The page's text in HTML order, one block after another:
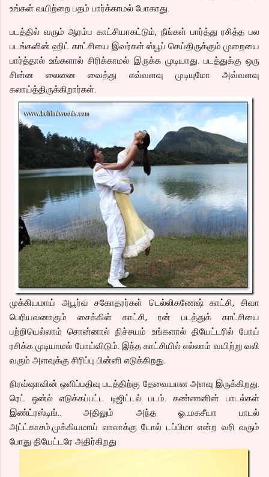
உங்கள் வயிற்றை பதம் பார்க்காமல் போகாது.
படத்தில் வரும் ஆரம்ப காட்சியாகட்டும், நீங்கள் பார்த்து ரசித்த பல
படங்களின் ஹிட் காட்சியை இவர்கள் ஸ்பூப் செய்திருக்கும் முறையை
பார்த்தால் உங்களால் சிரிக்காமல் இருக்க முடியாது. படத்துக்கு ஒரு
சின்ன லைனை வைத்து எவ்வளவு முடியுமோ அவ்வளவு
கலாய்த்திருக்கிறார்கள்.
முக்கியமாய் அபூர்வ சகோதரர்கள் டெல்லிகணேஷ் காட்சி, சிவா
பெரியவனாகும் சைக்கிள் காட்சி, ரன் படத்துக் காட்சியை
பற்றியெல்லாம் சொன்னால் நிச்சயம் உங்களால் தியேட்டரில் போய்
ரசிக்க முடியாமல் போய்விடும். இந்த காட்சியில் எல்லாம் வயிற்று வலி
வரும் அளவுக்கு சிரிப்பு பின்னி எடுக்கிறது.
நிரவ்ஷாவின் ஒளிப்பதிவு படத்திற்கு தேவையான அளவு இருக்கிறது.
ரெட் ஒன்ல் எடுக்கப்பட்ட டிஜிட்டல் படம். கண்ணனின் பாடல்கள்
இண்ட்ரஸ்டிங்.. அதிலும் அந்த ஓ..மகசீயா பாடல்
அட்ட்காசம்.முக்கியமாய் லாலாக்கு டோல் டப்பிமா என்ற வரி வரும்
போது தியேட்டரே அதிர்கிறது